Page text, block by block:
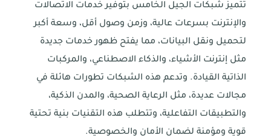
تتميز شبكات الجيل الخامس بتوفير خدمات الاتصالات
والإنترنت بسرعات عالية، وزمن وصول أقل، وسعة أكبر
لتحميل ونقل البيانات، مما يفتح ظهور خدمات جديدة
مثل إنترنت الأشياء، والذكاء الاصطناعي، والمركبات
الذاتية القيادة. وتدعم هذه الشبكات تطورات هائلة في
مجالات عديدة، مثل الرعاية الصحية، والمدن الذكية،
والتطبيقات التفاعلية، وتتطلب هذه التقنيات بنية تحتية
قوية ومؤمنة لضمان الأمان والخصوصية.